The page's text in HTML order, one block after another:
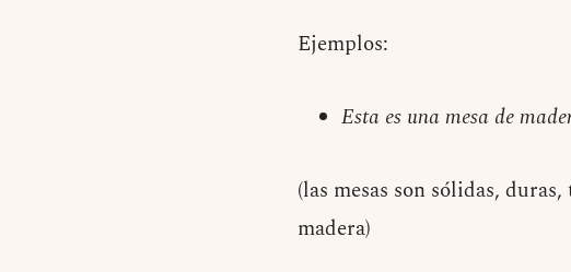
Ejemplos:
Esta es una mesa de
(las mesas son sólidas,
madera)